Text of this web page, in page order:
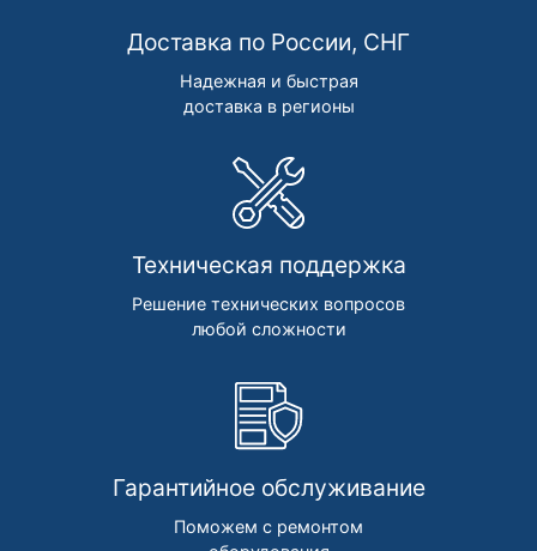
Доставка по России, СНГ
Надежная и быстрая
доставка в регионы
Техническая поддержка
Решение технических вопросов
любой сложности
Гарантийное обслуживание
Поможем с ремонтом